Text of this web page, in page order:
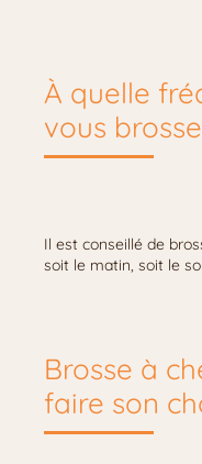
À quelle
vous
Il est conseillé de
soit le matin, soit le
Brosse à
faire son